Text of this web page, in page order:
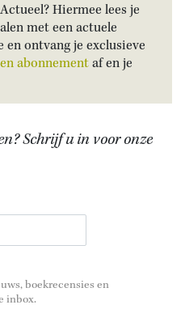
Hiermee lees je
met een actuele
ontvang je exclusieve
abonnementaf en je
Schrijf u in voor onze
boekrecensies en
inbox.